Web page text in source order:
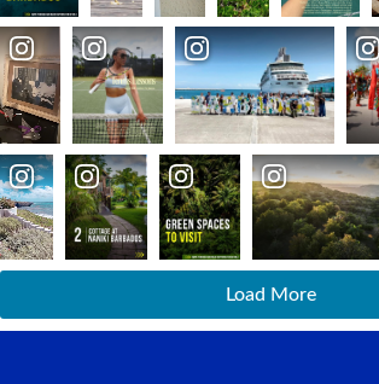
Load More